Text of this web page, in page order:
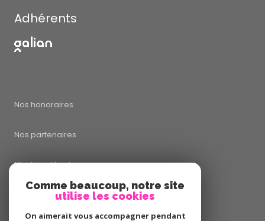
Adhérents
Nos honoraires
Nos partenaires
Mentions légales
Comme beaucoup, notre site
utilise les cookies
On aimerait vous accompagner pendant